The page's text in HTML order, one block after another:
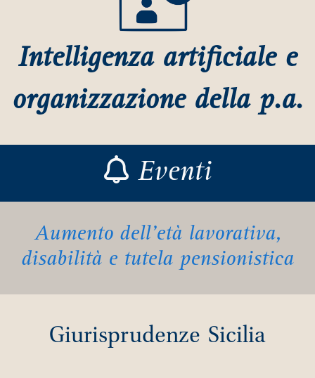
Intelligenza artificiale e
organizzazione della p.a.
Eventi
Aumento dell’età lavorativa,
disabilità e tutela pensionistica
Giurisprudenze Sicilia